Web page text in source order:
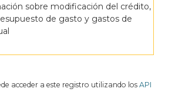
sobre modificación del crédito,
de gasto y gastos de
acceder a este registro utilizando los API